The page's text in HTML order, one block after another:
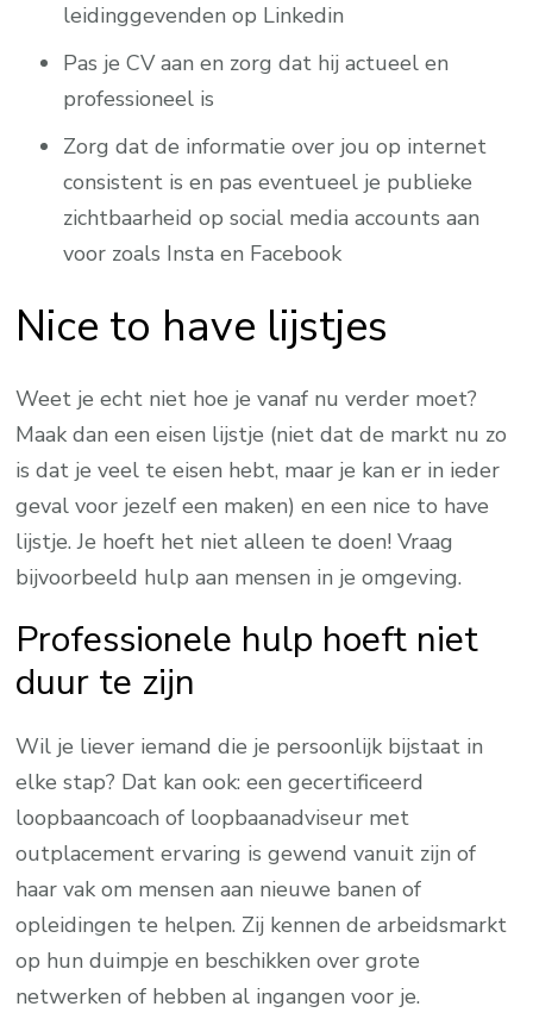
leidinggevenden op Linkedin
Pas je CV aan en zorg dat hij actueel en
professioneel is
Zorg dat de informatie over jou op internet
consistent is en pas eventueel je publieke
zichtbaarheid op social media accounts aan
voor zoals Insta en Facebook
Nice to have lijstjes
Weet je echt niet hoe je vanaf nu verder moet?
Maak dan een eisen lijstje (niet dat de markt nu zo
is dat je veel te eisen hebt, maar je kan er in ieder
geval voor jezelf een maken) en een nice to have
lijstje. Je hoeft het niet alleen te doen! Vraag
bijvoorbeeld hulp aan mensen in je omgeving.
Professionele hulp hoeft niet
duur te zijn
Wil je liever iemand die je persoonlijk bijstaat in
elke stap? Dat kan ook: een gecertificeerd
loopbaancoach of loopbaanadviseur met
outplacement ervaring is gewend vanuit zijn of
haar vak om mensen aan nieuwe banen of
opleidingen te helpen. Zij kennen de arbeidsmarkt
op hun duimpje en beschikken over grote
netwerken of hebben al ingangen voor je.